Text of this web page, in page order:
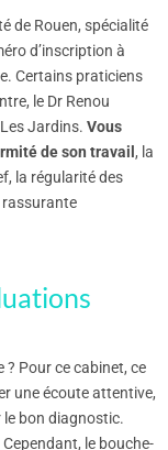
de Rouen, spécialité
d’inscription à
Certains praticiens
le Dr Renou
Jardins. Vous
de son travail , la
la régularité des
? Pour ce cabinet, ce
une écoute attentive,
bon diagnostic.
le bouche-